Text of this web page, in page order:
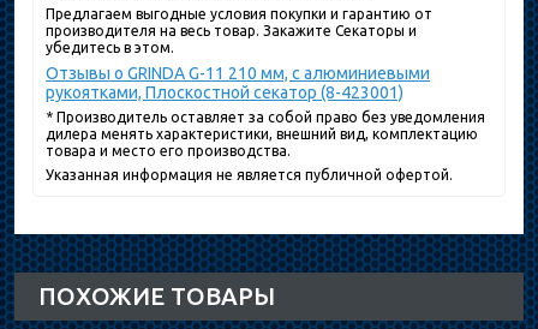
Предлагаем выгодные условия покупки и гарантию от
производителя на весь товар. Закажите Секаторы и
убедитесь в этом.
Отзывы о GRINDA G-11 210 мм, с алюминиевыми
рукоятками, Плоскостной секатор (8-423001)
* Производитель оставляет за собой право без уведомления
дилера менять характеристики, внешний вид, комплектацию
товара и место его производства.
Указанная информация не является публичной офертой.
ПОХОЖИЕ ТОВАРЫ